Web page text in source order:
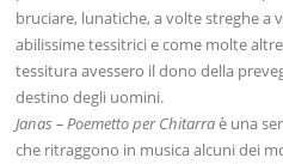
bruciare, lunatiche, a volte streghe a
abilissime tessitrici e come molte
tessitura avessero il dono della
destino degli uomini.
Janas – Poemetto per Chitarraè una
che ritraggono in musica alcuni dei